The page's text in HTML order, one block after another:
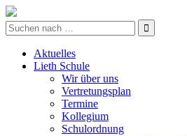
Aktuelles
Lieth Schule
Wir über uns
Vertretungsplan
Termine
Kollegium
Schulordnung